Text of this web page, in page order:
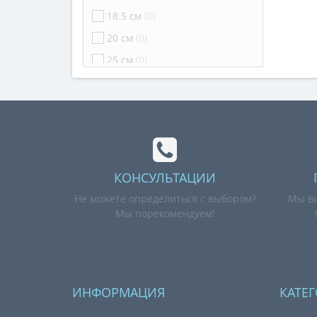
18.5 см (0)
20 см (0)
25 см (0)
27 см(1)
28 см(0)
КОНСУЛЬТАЦИИ
Не можете определиться с выбором?
Мы порекомендуем!
Мы
ИНФОРМАЦИЯ